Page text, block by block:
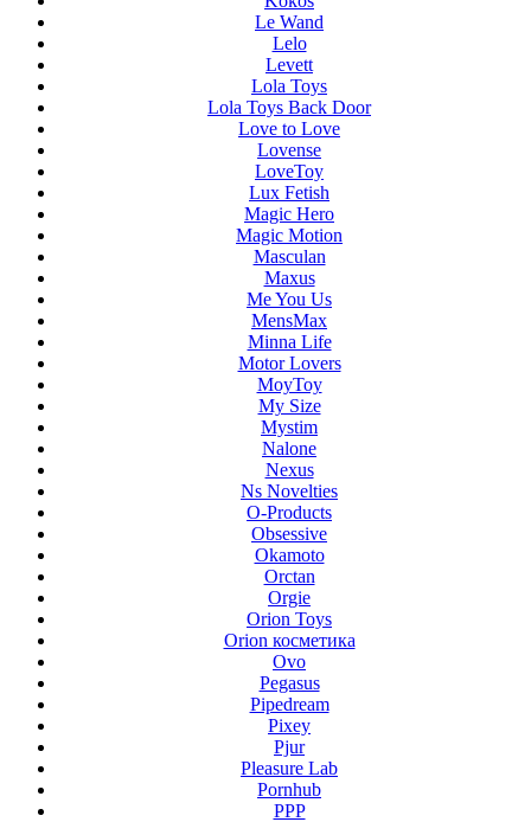
Le Wand
Lelo
Levett
Lola Toys
Lola Toys Back Door
Love to Love
Lovense
LoveToy
Lux Fetish
Magic Hero
Magic Motion
Masculan
Maxus
Me You Us
MensMax
Minna Life
Motor Lovers
MoyToy
My Size
Mystim
Nalone
Nexus
Ns Novelties
O-Products
Obsessive
Okamoto
Orctan
Orgie
Orion Toys
Orion косметика
Ovo
Pegasus
Pipedream
Pixey
Pjur
Pleasure Lab
Pornhub
PPP